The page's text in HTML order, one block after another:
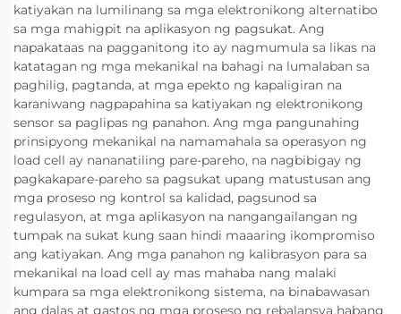
katiyakan na lumilinang sa mga elektronikong alternatibo
sa mga mahigpit na aplikasyon ng pagsukat. Ang
napakataas na pagganitong ito ay nagmumula sa likas na
katatagan ng mga mekanikal na bahagi na lumalaban sa
paghilig, pagtanda, at mga epekto ng kapaligiran na
karaniwang nagpapahina sa katiyakan ng elektronikong
sensor sa paglipas ng panahon. Ang mga pangunahing
prinsipyong mekanikal na namamahala sa operasyon ng
load cell ay nananatiling pare-pareho, na nagbibigay ng
pagkakapare-pareho sa pagsukat upang matustusan ang
mga proseso ng kontrol sa kalidad, pagsunod sa
regulasyon, at mga aplikasyon na nangangailangan ng
tumpak na sukat kung saan hindi maaaring ikompromiso
ang katiyakan. Ang mga panahon ng kalibrasyon para sa
mekanikal na load cell ay mas mahaba nang malaki
kumpara sa mga elektronikong sistema, na binabawasan
ang dalas at gastos ng mga proseso ng rebalansya habang